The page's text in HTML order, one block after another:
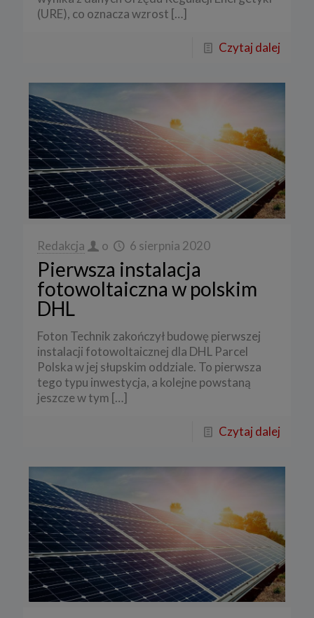
(URE), co oznacza wzrost […]
Czytaj dalej
Redakcja o 6 sierpnia 2020
Pierwsza instalacja
fotowoltaiczna w polskim
DHL
Foton Technik zakończył budowę pierwszej
instalacji fotowoltaicznej dla DHL Parcel
Polska w jej słupskim oddziale. To pierwsza
tego typu inwestycja, a kolejne powstaną
jeszcze w tym […]
Czytaj dalej